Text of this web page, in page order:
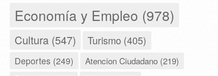
Economía y Empleo (978)
Cultura (547) Turismo (405)
Deportes (249) Atencion Ciudadano (219)